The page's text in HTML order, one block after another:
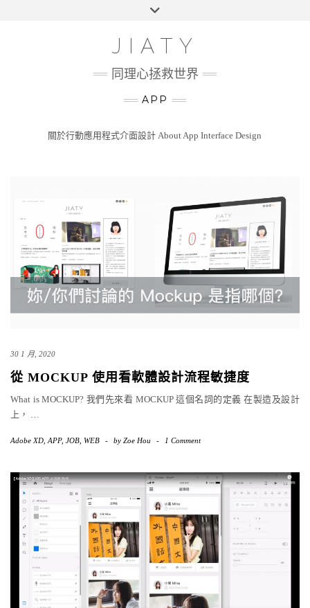
HOME
ABOUT
JIATY
同理心拯救世界
APP
關於行動應用程式介面設計 About App Interface Design
30 1 月, 2020
從 MOCKUP 使用看軟體設計流程敏捷度
What is MOCKUP? 我們先來看 MOCKUP 這個名詞的定義 在製造及設計
上， …
Adobe XD APP, JOB WEB - by Zoe Hou - 1 Comment